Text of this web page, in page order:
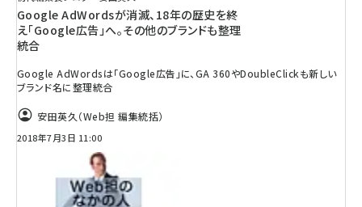
Google AdWordsが消滅、18年の歴史を終
え「Google広告」へ。その他のブランドも整理
統合
Google AdWordsは「Google広告」に、GA 360やDoubleClickも新しい
ブランド名に整理統合
安田英久（Web担 編集統括）
2018年7月3日 11:00